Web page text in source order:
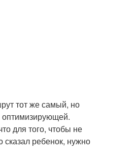
тот же самый, но
для того, чтобы не
сказал ребенок, нужно